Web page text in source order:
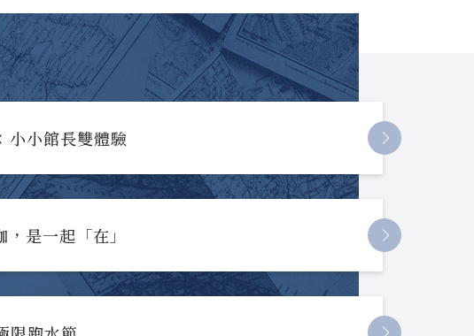
小小館長雙體驗
是一起「在」